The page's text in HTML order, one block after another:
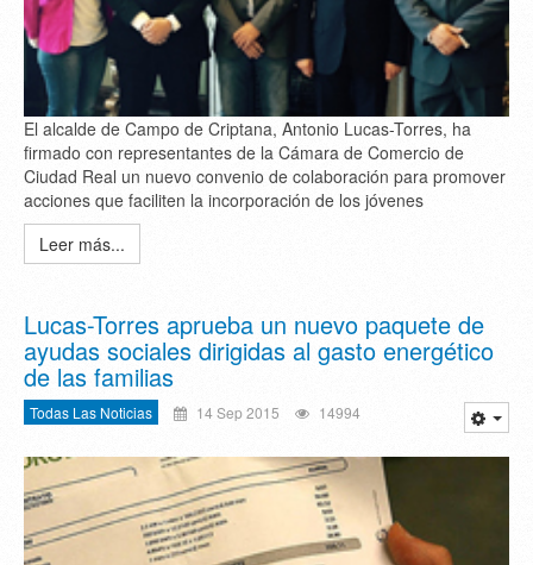
El alcalde de Campo de Criptana, Antonio Lucas-Torres, ha
firmado con representantes de la Cámara de Comercio de
Ciudad Real un nuevo convenio de colaboración para promover
acciones que faciliten la incorporación de los jóvenes
Leer más...
Lucas-Torres aprueba un nuevo paquete de
ayudas sociales dirigidas al gasto energético
de las familias
Todas Las Noticias 14 Sep 2015 14994